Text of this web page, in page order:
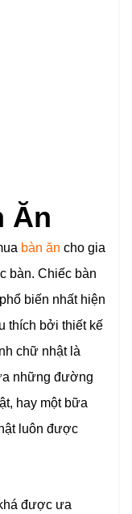
Ăn
bàn ăn cho gia
bàn. Chiếc bàn
biến nhất hiện
thích bởi thiết kế
chữ nhật là
những đường
hay một bữa
luôn được
được ưa